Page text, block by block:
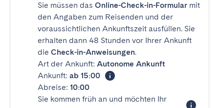
Sie müssen das Online-Check-in-Formular mit
den Angaben zum Reisenden und der
voraussichtlichen Ankunftszeit ausfüllen. Sie
erhalten dann 48 Stunden vor Ihrer Ankunft
die Check-in-Anweisungen.
Art der Ankunft: Autonome Ankunft
Ankunft: ab 15:00
Abreise: 10:00
Sie kommen früh an und möchten Ihr